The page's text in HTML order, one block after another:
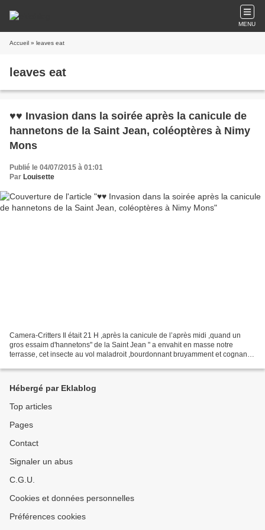
MENU
Accueil » leaves eat
leaves eat
♥♥ Invasion dans la soirée après la canicule de
hannetons de la Saint Jean, coléoptères à Nimy
Mons
Publié le 04/07/2015 à 01:01
Par Louisette
Camera-Critters Il était 21 H ,après la canicule de l’après midi ,quand un
gros essaim d'hannetons" de la Saint Jean " a envahit en masse notre
terrasse, cet insecte au vol maladroit ,bourdonnant bruyamment et cognant
Hébergé par Eklablog
Top articles
Pages
Contact
Signaler un abus
C.G.U.
Cookies et données personnelles
Préférences cookies